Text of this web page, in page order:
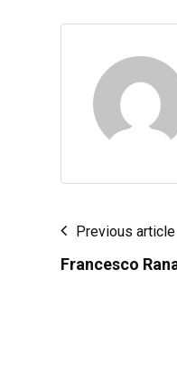
Previous article
Francesco